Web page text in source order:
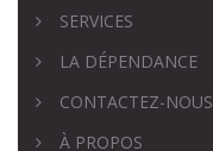
SERVICES
LA DÉPENDANCE
CONTACTEZ-NOUS
À PROPOS